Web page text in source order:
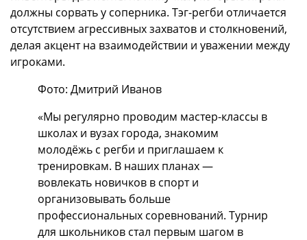
должны сорвать у соперника. Тэг-регби отличается
отсутствием агрессивных захватов и столкновений,
делая акцент на взаимодействии и уважении между
игроками.
Фото: Дмитрий Иванов
«Мы регулярно проводим мастер-классы в
школах и вузах города, знакомим
молодёжь с регби и приглашаем к
тренировкам. В наших планах —
вовлекать новичков в спорт и
организовывать больше
профессиональных соревнований. Турнир
для школьников стал первым шагом в